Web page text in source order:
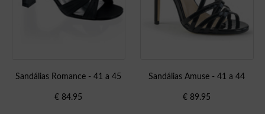
Sandálias Romance - 41 a 45
€ 84.95
Sandálias Amuse - 41 a 44
€ 89.95